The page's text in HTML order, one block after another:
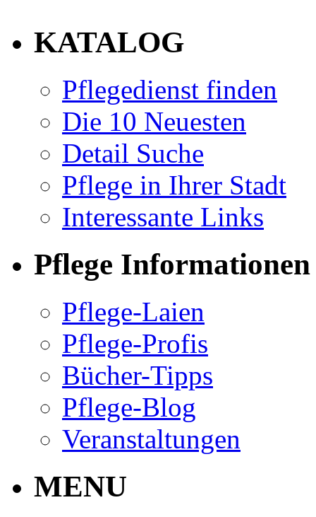
KATALOG
Pflegedienst finden
Die 10 Neuesten
Detail Suche
Pflege in Ihrer Stadt
Interessante Links
Pflege Informationen
Pflege-Laien
Pflege-Profis
Bücher-Tipps
Pflege-Blog
Veranstaltungen
MENU